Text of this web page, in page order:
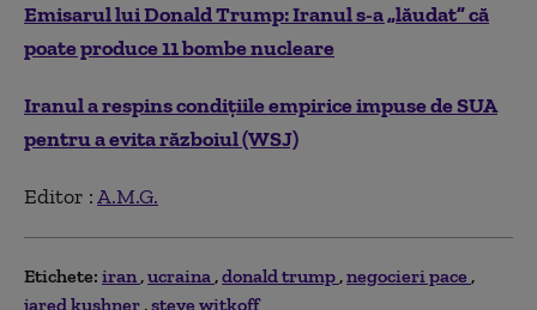
Emisarul lui Donald Trump: Iranul s-a „lăudat” că
poate produce 11 bombe nucleare
Iranul a respins condițiile empirice impuse de SUA
pentru a evita războiul (WSJ)
Editor :A.M.G.
Etichete: iran ucraina donald trump negocieri pace
jared kushner steve witkoff